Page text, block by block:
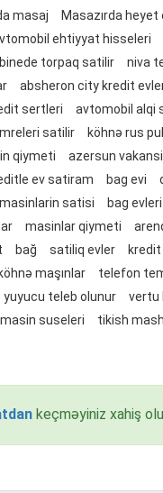
masaj Masazırda heyet
ehtiyyat hisseleri
binede torpaq satilir niva
absheron city kredit
sertleri avtomobil alqi
satilir köhnə rus
qiymeti azersun
ev satiram bag evi
satisi bag
masinlar qiymeti
bağ satiliq evler
köhnə maşınlar telefon
yuyucu teleb olunur vertu
masin suseleri tikish
keçməyiniz xahiş